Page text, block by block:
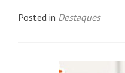
Posted in Destaques